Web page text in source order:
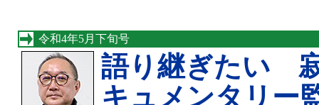
令和4年5月下旬号
語り継ぎたい
キュメンタリー